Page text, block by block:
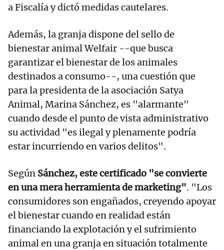
a Fiscalía y dictó medidas cautelares.
Además, la granja dispone del sello de
bienestar animal Welfair --que busca
garantizar el bienestar de los animales
destinados a consumo--, una cuestión que
para la presidenta de la asociación Satya
Animal, Marina Sánchez, es "alarmante"
cuando desde el punto de vista administrativo
su actividad "es ilegal y plenamente podría
estar incurriendo en varios delitos".
Según Sánchez, este certificado "se convierte
en una mera herramienta de marketing". "Los
consumidores son engañados, creyendo apoyar
el bienestar cuando en realidad están
financiando la explotación y el sufrimiento
animal en una granja en situación totalmente